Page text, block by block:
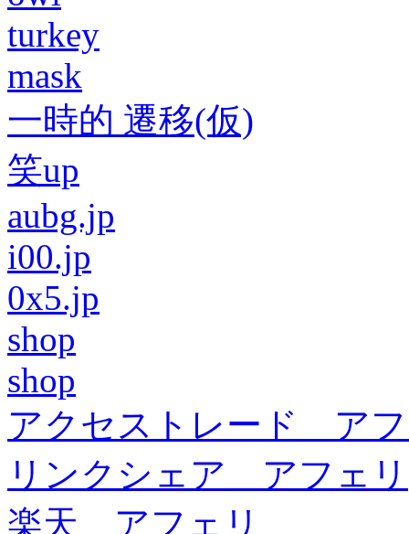
turkey
mask
一時的 遷移(仮)
笑up
aubg.jp
i00.jp
0x5.jp
shop
shop
アクセストレード ア
リンクシェア アフェリ
楽天 アフェリ